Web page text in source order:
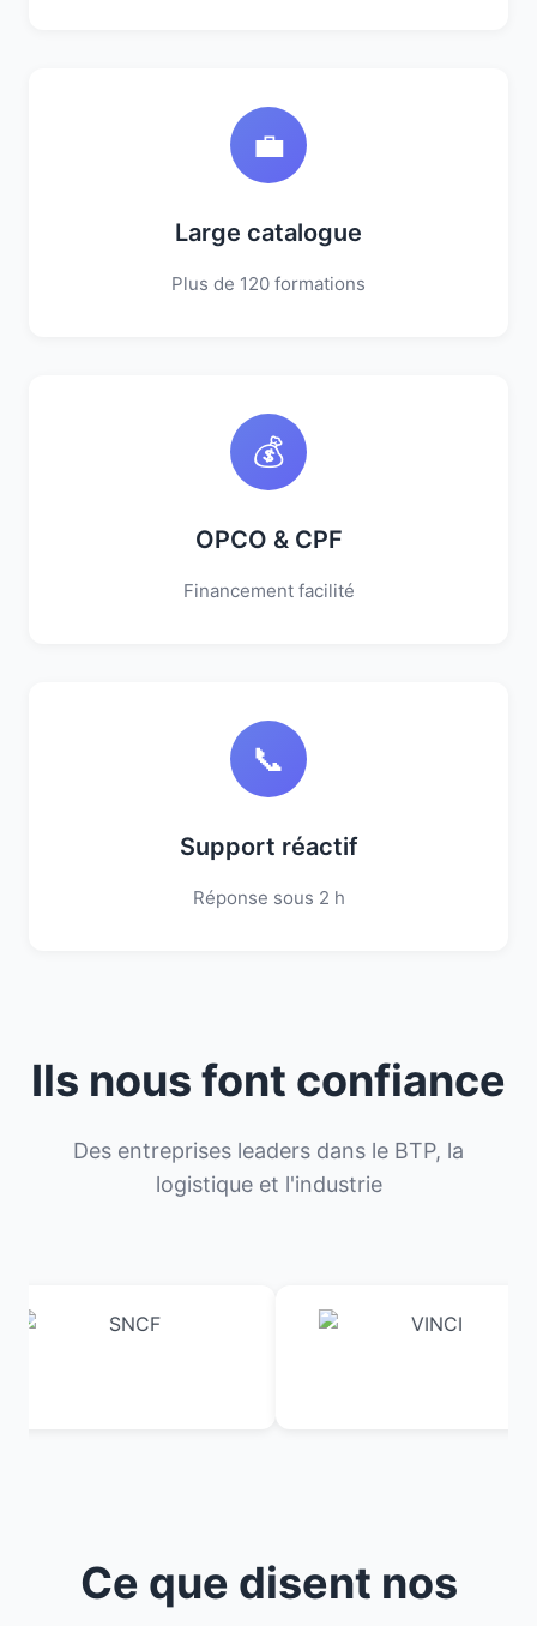
💼
Large catalogue
Plus de 120 formations
💰
OPCO & CPF
Financement facilité
📞
Support réactif
Réponse sous 2 h
Ils nous font confiance
Des entreprises leaders dans le BTP, la
logistique et l'industrie
Ce que disent nos